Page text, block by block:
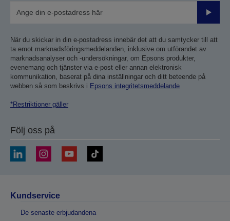
Skicka
När du skickar in din e-postadress innebär det att du samtycker till att
ta emot marknadsföringsmeddelanden, inklusive om utförandet av
marknadsanalyser och -undersökningar, om Epsons produkter,
evenemang och tjänster via e-post eller annan elektronisk
kommunikation, baserat på dina inställningar och ditt beteende på
webben så som beskrivs i Epsons integritetsmeddelande
*Restriktioner gäller
Följ oss på
Kundservice
De senaste erbjudandena